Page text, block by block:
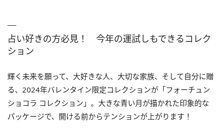
占い好きの方必見！ 今年の運試しもできるコレク
ション
輝く未来を願って、大好きな人、大切な家族、そして自分に贈
る、2024年バレンタイン限定コレクションが「フォーチュン
ショコラ コレクション」。大きな青い月が描かれた印象的な
パッケージで、開ける前からテンションが上がります！